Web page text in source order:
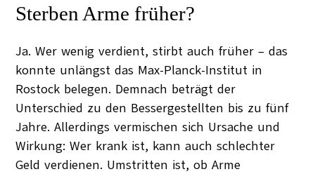
Sterben Arme früher?
Ja. Wer wenig verdient, stirbt auch früher – das
konnte unlängst das Max-Planck-Institut in
Rostock belegen. Demnach beträgt der
Unterschied zu den Bessergestellten bis zu fünf
Jahre. Allerdings vermischen sich Ursache und
Wirkung: Wer krank ist, kann auch schlechter
Geld verdienen. Umstritten ist, ob Arme